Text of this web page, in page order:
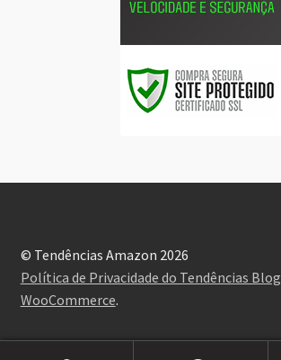
© Tendências Amazon 2026
Política de Privacidade do Tendências Blog
WooCommerce.